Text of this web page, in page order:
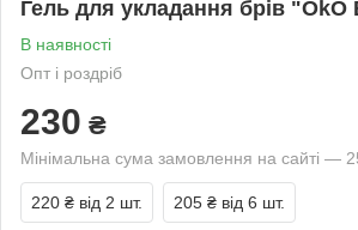
Гель для укладання брів
В наявності
Опт і роздріб
230 ₴
Мінімальна сума замовлення на сайті —
220 ₴ від 2 шт. 205 ₴ від 6 шт.